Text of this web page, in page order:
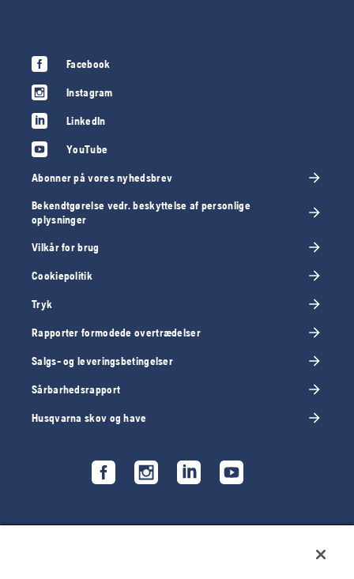
Facebook
Instagram
LinkedIn
YouTube
Abonner på vores nyhedsbrev
Bekendtgørelse vedr. beskyttelse af personlige
oplysninger
Vilkår for brug
Cookiepolitik
Tryk
Rapporter formodede overtrædelser
Salgs- og leveringsbetingelser
Sårbarhedsrapport
Husqvarna skov og have